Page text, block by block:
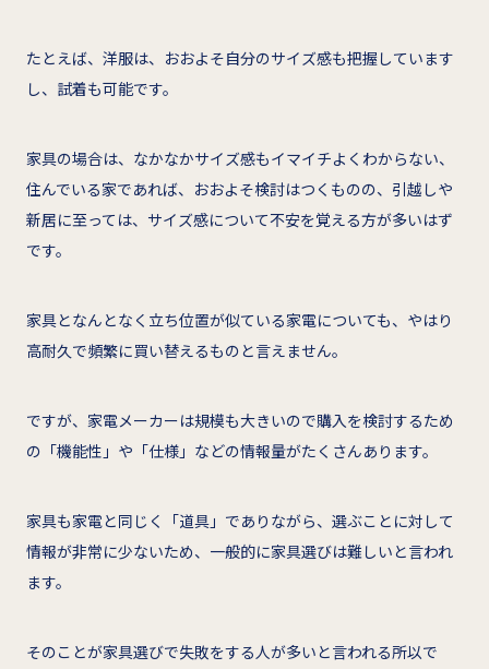
たとえば、洋服は、おおよそ自分のサイズ感も把握しています
し、試着も可能です。
家具の場合は、なかなかサイズ感もイマイチよくわからない、
住んでいる家であれば、おおよそ検討はつくものの、引越しや
新居に至っては、サイズ感について不安を覚える方が多いはず
です。
家具となんとなく立ち位置が似ている家電についても、やはり
高耐久で頻繁に買い替えるものと言えません。
ですが、家電メーカーは規模も大きいので購入を検討するため
の「機能性」や「仕様」などの情報量がたくさんあります。
家具も家電と同じく「道具」でありながら、選ぶことに対して
情報が非常に少ないため、一般的に家具選びは難しいと言われ
ます。
そのことが家具選びで失敗をする人が多いと言われる所以で